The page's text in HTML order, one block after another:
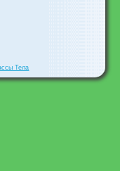
Тела